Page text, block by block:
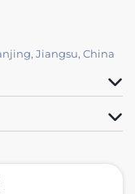
Jiangsu, China